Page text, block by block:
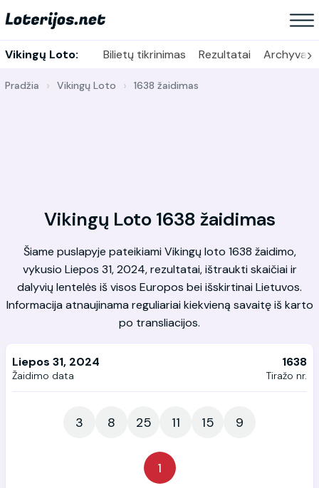
Vikingų Loto: Bilietų tikrinimas Rezultatai Archyvas
›
Pradžia Vikingų Loto 1638 žaidimas
Vikingų Loto 1638 žaidimas
Šiame puslapyje pateikiami Vikingų loto 1638 žaidimo,
vykusio Liepos 31, 2024, rezultatai, ištraukti skaičiai ir
dalyvių lentelės iš visos Europos bei išskirtinai Lietuvos.
Informacija atnaujinama reguliariai kiekvieną savaitę iš karto
po transliacijos.
Liepos 31, 2024
Žaidimo data
1638
Tiražo nr.
3 8 25 11 15 9
1